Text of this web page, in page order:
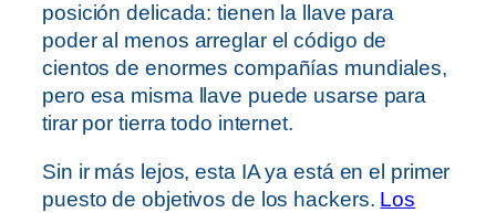
posición delicada: tienen la llave para
poder al menos arreglar el código de
cientos de enormes compañías mundiales,
pero esa misma llave puede usarse para
tirar por tierra todo internet.
Sin ir más lejos, esta IA ya está en el primer
puesto de objetivos de los hackers. Los